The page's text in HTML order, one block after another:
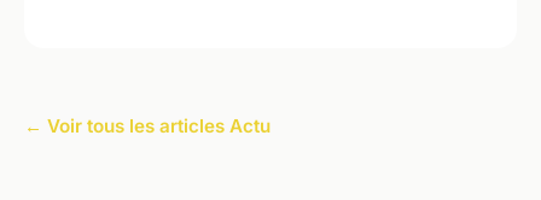
← Voir tous les articles Actu